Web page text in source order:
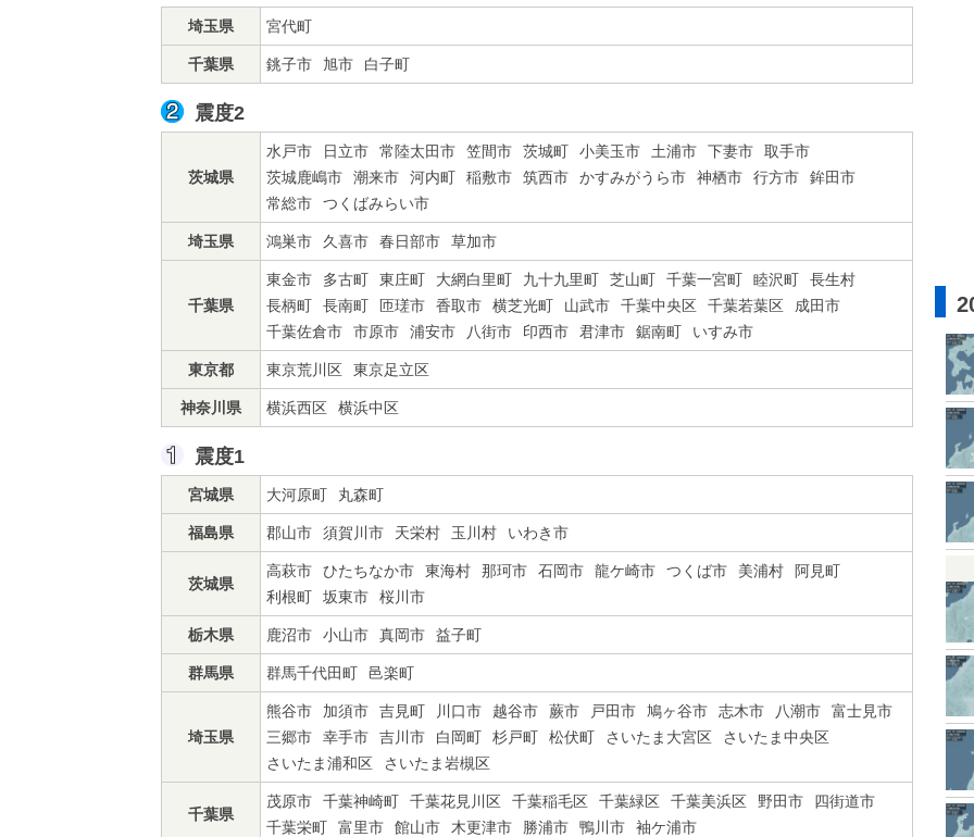
埼玉県 宮代町
千葉県 銚子市 旭市 白子町
震度2
茨城県
水戸市 日立市 常陸太田市 笠間市 茨城町 小美玉市 土浦市 下妻市
取手市
茨城鹿嶋市
潮来市 河内町 稲敷市 筑西市 かすみがうら市 神栖市 行方市
鉾田市
常総市
つくばみらい市
埼玉県 鴻巣市 久喜市 春日部市 草加市
千葉県
東金市 多古町 東庄町 大網白里町 九十九里町 芝山町 千葉一宮町 睦沢町
長生村
長柄町
長南町 匝瑳市 香取市 横芝光町 山武市 千葉中央区 千葉若葉区
成田市
千葉佐倉市
市原市 浦安市 八街市 印西市 君津市 鋸南町 いすみ市
東京都 東京荒川区 東京足立区
神奈川県 横浜西区 横浜中区
震度1
宮城県 大河原町 丸森町
福島県 郡山市 須賀川市 天栄村 玉川村 いわき市
茨城県
高萩市 ひたちなか市 東海村 那珂市 石岡市 龍ケ崎市 つくば市 美浦村
阿見町
利根町
坂東市 桜川市
栃木県 鹿沼市 小山市 真岡市 益子町
群馬県 群馬千代田町 邑楽町
埼玉県
熊谷市 加須市 吉見町 川口市 越谷市 蕨市 戸田市 鳩ヶ谷市 志木市 八潮市
富士見市
三郷市
幸手市 吉川市 白岡町 杉戸町 松伏町 さいたま大宮区
さいたま中央区
さいたま浦和区
さいたま岩槻区
千葉県
茂原市 千葉神崎町 千葉花見川区 千葉稲毛区 千葉緑区 千葉美浜区 野田市
四街道市
千葉栄町
富里市 館山市 木更津市 勝浦市 鴨川市 袖ケ浦市